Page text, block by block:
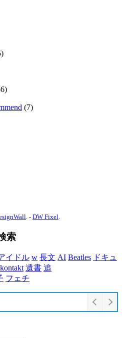
(7)
. - DW Fixel
索
イドル w 長文 AI Beatles ドキュ
kontakt 遺書 追
フェチ